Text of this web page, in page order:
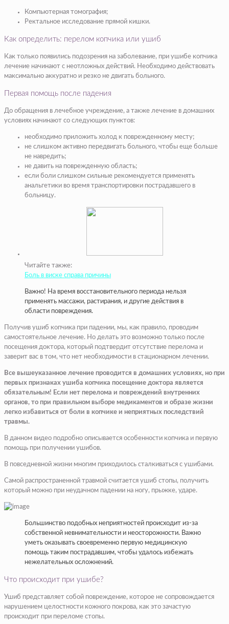
Компьютерная томография;
Ректальное исследование прямой кишки.
Как определить: перелом копчика или ушиб
Как только появились подозрения на заболевание, при ушибе копчика
лечение начинают с неотложных действий. Необходимо действовать
максимально аккуратно и резко не двигать больного.
Первая помощь после падения
До обращения в лечебное учреждение, а также лечение в домашних
условиях начинают со следующих пунктов:
необходимо приложить холод к поврежденному месту;
не слишком активно передвигать больного, чтобы еще больше
не навредить;
не давить на поврежденную область;
если боли слишком сильные рекомендуется применять
анальгетики во время транспортировки пострадавшего в
больницу.
Читайте также:
Боль в виске справа причины
Важно! На время восстановительного периода нельзя
применять массажи, растирания, и другие действия в
области повреждения.
Получив ушиб копчика при падении, мы, как правило, проводим
самостоятельное лечение. Но делать это возможно только после
посещения доктора, который подтвердит отсутствие перелома и
заверит вас в том, что нет необходимости в стационарном лечении.
Все вышеуказанное лечение проводится в домашних условиях, но при
первых признаках ушиба копчика посещение доктора является
обязательным! Если нет перелома и повреждений внутренних
органов, то при правильном выборе медикаментов и образе жизни
легко избавиться от боли в копчике и неприятных последствий
травмы.
В данном видео подробно описывается особенности копчика и первую
помощь при получении ушибов.
В повседневной жизни многим приходилось сталкиваться с ушибами.
Самой распространенной травмой считается ушиб стопы, получить
который можно при неудачном падении на ногу, прыжке, ударе.
Большинство подобных неприятностей происходит из-за
собственной невнимательности и неосторожности. Важно
уметь оказывать своевременно первую медицинскую
помощь таким пострадавшим, чтобы удалось избежать
нежелательных осложнений.
Что происходит при ушибе?
Ушиб представляет собой повреждение, которое не сопровождается
нарушением целостности кожного покрова, как это зачастую
происходит при переломе стопы.